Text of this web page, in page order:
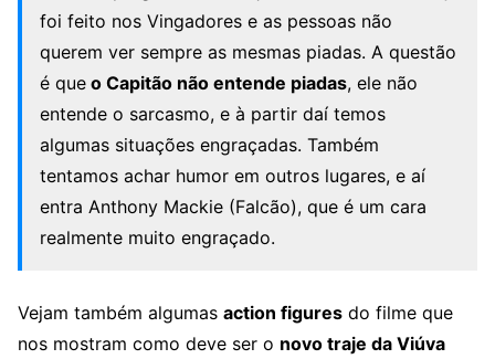
foi feito nos Vingadores e as pessoas não
querem ver sempre as mesmas piadas. A questão
é que o Capitão não entende piadas, ele não
entende o sarcasmo, e à partir daí temos
algumas situações engraçadas. Também
tentamos achar humor em outros lugares, e aí
entra Anthony Mackie (Falcão), que é um cara
realmente muito engraçado.
Vejam também algumas action figures do filme que
nos mostram como deve ser o novo traje da Viúva